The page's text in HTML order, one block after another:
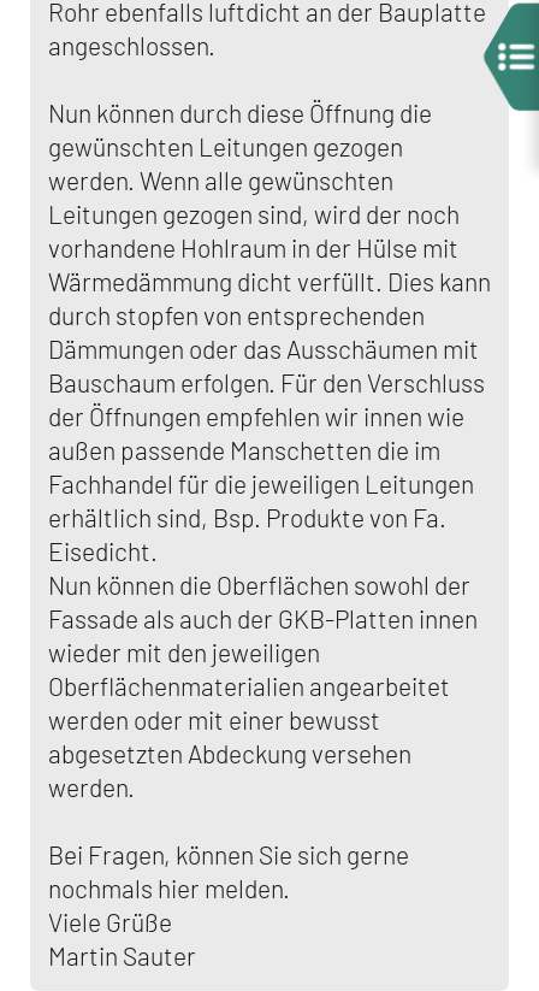
Rohr ebenfalls luftdicht an der Bauplatte
angeschlossen.
Nun können durch diese Öffnung die
gewünschten Leitungen gezogen
werden. Wenn alle gewünschten
Leitungen gezogen sind, wird der noch
vorhandene Hohlraum in der Hülse mit
Wärmedämmung dicht verfüllt. Dies kann
durch stopfen von entsprechenden
Dämmungen oder das Ausschäumen mit
Bauschaum erfolgen. Für den Verschluss
der Öffnungen empfehlen wir innen wie
außen passende Manschetten die im
Fachhandel für die jeweiligen Leitungen
erhältlich sind, Bsp. Produkte von Fa.
Eisedicht.
Nun können die Oberflächen sowohl der
Fassade als auch der GKB-Platten innen
wieder mit den jeweiligen
Oberflächenmaterialien angearbeitet
werden oder mit einer bewusst
abgesetzten Abdeckung versehen
werden.
Bei Fragen, können Sie sich gerne
nochmals hier melden.
Viele Grüße
Martin Sauter